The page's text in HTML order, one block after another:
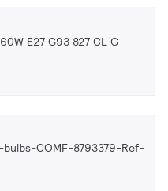
E27 G93 827 CL G
COMF-8793379-Ref-